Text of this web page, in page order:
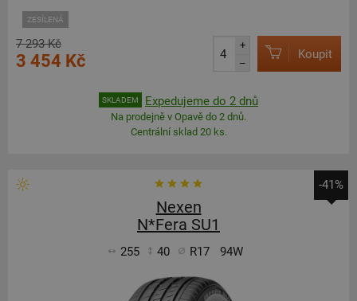
ZESÍLENÁ
7 293 Kč
3 454 Kč
+
–
Koupit
SKLADEM Expedujeme do 2 dnů
Na prodejně v Opavě do 2 dnů.
Centrální sklad 20 ks.
-41%
Nexen
N*Fera SU1
255 40 R17 94W